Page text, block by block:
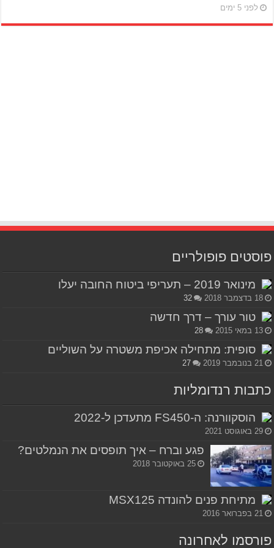
לפני 5 ימים
פוסטים פופולריים
מינואר 2019 – תעריפי ביטוח החובה יעלו
18 בדצמבר 2018 32
טור עורך – דרך חדשה
13 במאי 2015 28
סופית: מתחילה אכיפת משטרה על השוליים
21 בנובמבר 2019 27
כתבות רנדומליות
הוסקוורנה: ה-FS450 מתעדכן ל-2022
29 באוגוסט 2021
פגע וברח – איך תופסים את הנמלטים?
25 באוקטובר 2018
מתיחת פנים להונדה MSX125
21 בפברואר 2016
פורסמו לאחרונה